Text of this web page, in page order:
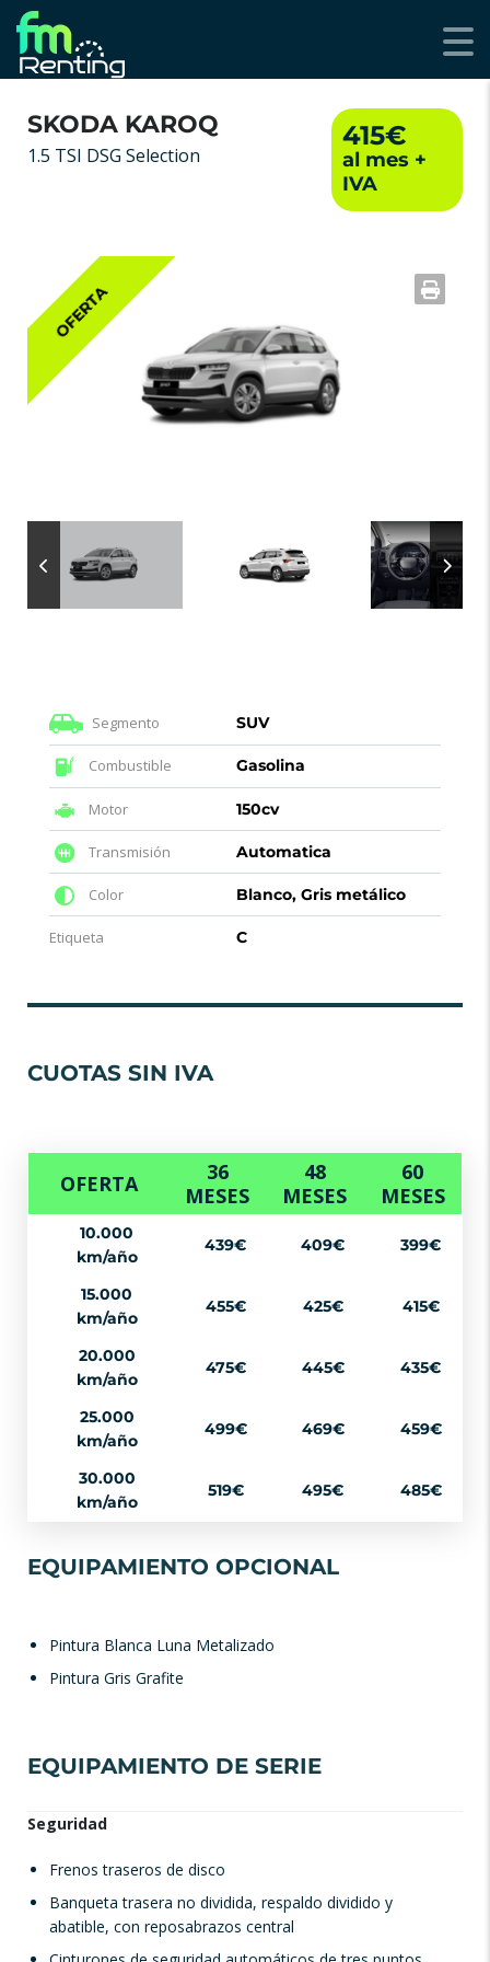
SKODA KAROQ
1.5 TSI DSG Selection
415€
OFERTA
Segmento SUV
Combustible Gasolina
Motor 150cv
Transmisión Automatica
Color Blanco, Gris metálico
Etiqueta C
CUOTAS SIN IVA
OFERTA
36
MESES
48
MESES
60
MESES
10.000
km/año
439€ 409€ 399€
15.000
km/año
455€ 425€ 415€
20.000
km/año
475€ 445€ 435€
25.000
km/año
499€ 469€ 459€
30.000
km/año
519€ 495€ 485€
EQUIPAMIENTO OPCIONAL
Pintura Blanca Luna Metalizado
Pintura Gris Grafite
EQUIPAMIENTO DE SERIE
Seguridad
Frenos traseros de disco
Banqueta trasera no dividida, respaldo dividido y
abatible, con reposabrazos central